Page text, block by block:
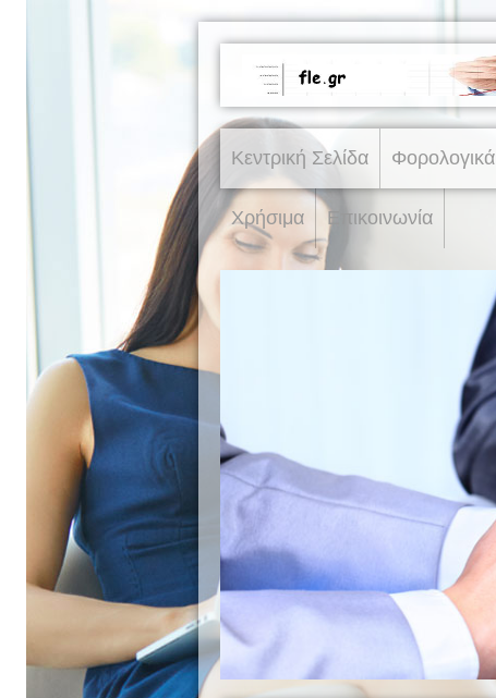
Κεντρική Σελίδα Φορολογικά
Χρήσιμα Επικοινωνία